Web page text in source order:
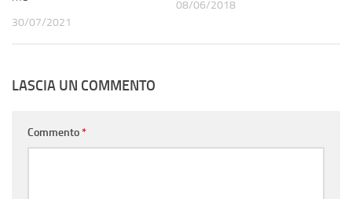
30/07/2021
08/06/2018
LASCIA UN COMMENTO
Commento*